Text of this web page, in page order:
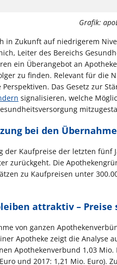
Grafik:
in Zukunft auf niedrigerem
Leiter des Bereichs
ein Überangebot an
zu finden. Relevant für die
Das Gesetz zur
signalisieren, welche
bei den
der Kaufpreise der letzten
zurückgeht. Die
zu Kaufpreisen unter
attraktiv – Preise
von ganzen
Apotheke zeigt die Analyse
Apothekenverbund 1,03
und 2017: 1,21 Mio.